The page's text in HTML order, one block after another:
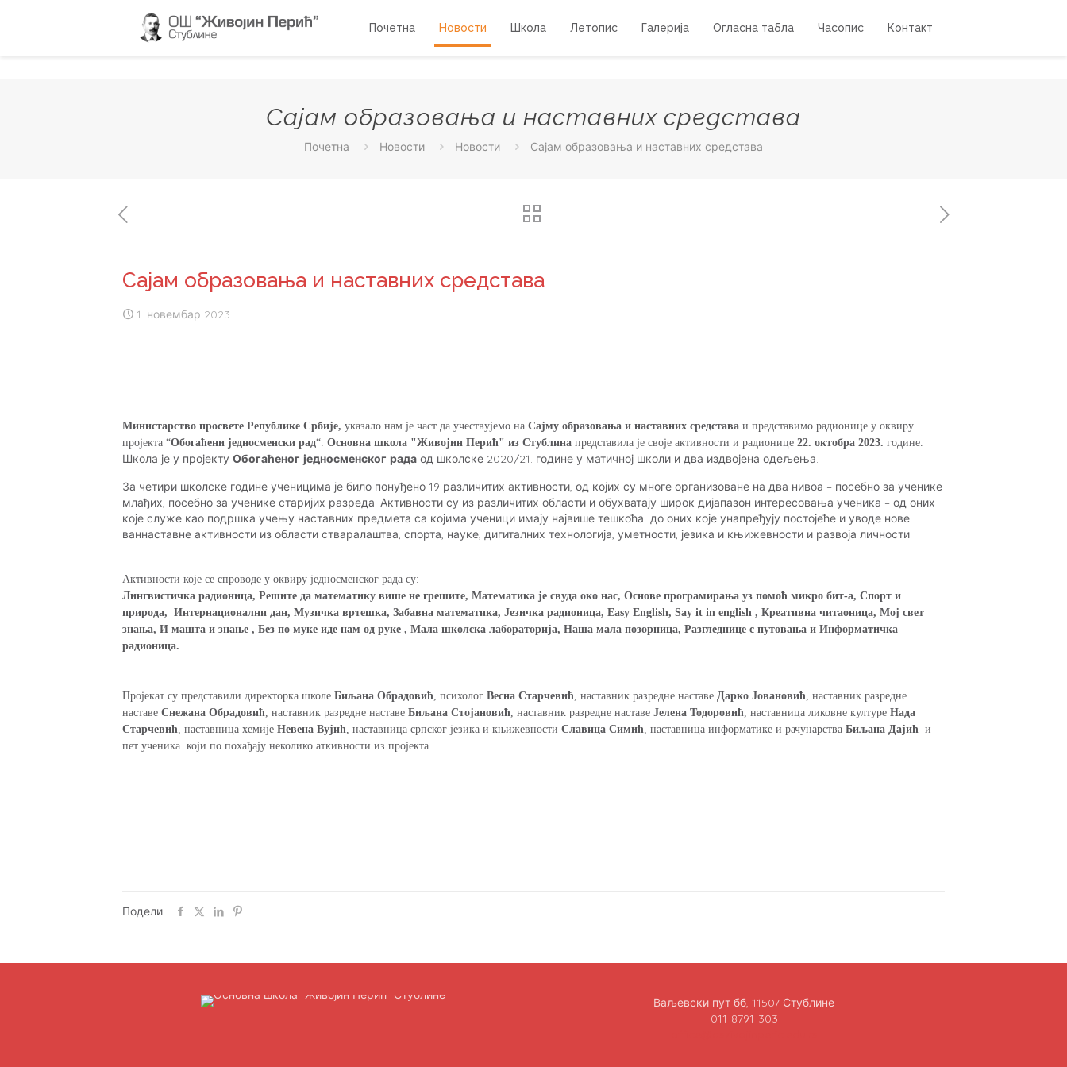
Почетна Новости Школа Летопис Галерија Огласна табла Часопис Контакт
Сајам образовања и наставних средстава
Почетна Новости Новости Сајам образовања и наставних средстава
Сајам образовања и наставних средстава
1. новембар 2023.
Министарство просвете Републике Србије, указало нам је част да учествујемо на Сајму образовања и наставних средстава и представимо радионице у оквиру
пројекта “Обогаћени једносменски рад“. Основна школа "Живојин Перић" из Стублина представила је своје активности и радионице 22. октобра 2023. године.
Школа је у пројекту Обогаћеног једносменског рада од школске 2020/21. године у матичној школи и два издвојена одељења.
За четири школске године ученицима је било понуђено 19 различитих активности, од којих су многе организоване на два нивоа – посебно за ученике
млађих, посебно за ученике старијих разреда. Активности су из различитих области и обухватају широк дијапазон интересовања ученика – од оних
које служе као подршка учењу наставних предмета са којима ученици имају највише тешкоћа до оних које унапређују постојеће и уводе нове
ваннаставне активности из области стваралаштва, спорта, науке, дигиталних технологија, уметности, језика и књижевности и развоја личности.
Активности које се спроводе у оквиру једносменског рада су:
Лингвистичка радионица, Решите да математику више не грешите, Математика је свуда око нас, Основе програмирања уз помоћ микро бит-а, Спорт и
природа, Интернационални дан, Музичка вртешка, Забавна математика, Језичка радионица, Easy English, Say it in english , Креативна читаоница, Мој свет
знања, И машта и знање , Без по муке иде нам од руке , Мала школска лабораторија, Наша мала позорница, Разгледнице с путовања и Информатичка
радионица.
Пројекат су представили директорка школе Биљана Обрадовић, психолог Весна Старчевић, наставник разредне наставе Дарко Јовановић, наставник разредне
наставе Снежана Обрадовић, наставник разредне наставе Биљана Стојановић, наставник разредне наставе Јелена Тодоровић, наставница ликовне културе Нада
Старчевић, наставница хемије Невена Вујић, наставница српског језика и књижевности Славица Симић, наставница информатике и рачунарства Биљана Дајић и
пет ученика који по похађају неколико аткивности из пројекта.
Подели
Ваљевски пут бб, 11507 Стублине
011-8791-303